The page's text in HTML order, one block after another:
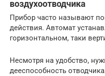
воздухоотводчика
Прибор часто называют
действия. Автомат
горизонтальном, таки
Несмотря на удобство,
дееспособность